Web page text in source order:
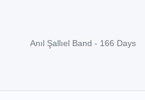
Anıl Şallıel Band - 166 Days